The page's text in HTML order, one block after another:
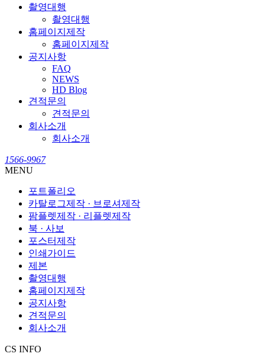
촬영대행
촬영대행
홈페이지제작
홈페이지제작
공지사항
FAQ
NEWS
HD Blog
견적문의
견적문의
회사소개
회사소개
1566-9967
MENU
포트폴리오
카탈로그제작 · 브로셔제작
팜플렛제작 · 리플렛제작
북 · 사보
포스터제작
인쇄가이드
제본
촬영대행
홈페이지제작
공지사항
견적문의
회사소개
CS INFO